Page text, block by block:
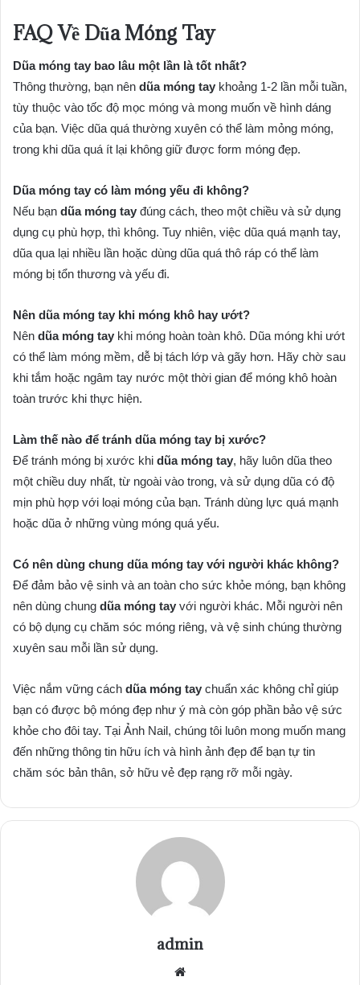
FAQ Về Dũa Móng Tay
Dũa móng tay bao lâu một lần là tốt nhất?
Thông thường, bạn nên dũa móng tay khoảng 1-2 lần mỗi tuần,
tùy thuộc vào tốc độ mọc móng và mong muốn về hình dáng
của bạn. Việc dũa quá thường xuyên có thể làm mỏng móng,
trong khi dũa quá ít lại không giữ được form móng đẹp.
Dũa móng tay có làm móng yếu đi không?
Nếu bạn dũa móng tay đúng cách, theo một chiều và sử dụng
dụng cụ phù hợp, thì không. Tuy nhiên, việc dũa quá mạnh tay,
dũa qua lại nhiều lần hoặc dùng dũa quá thô ráp có thể làm
móng bị tổn thương và yếu đi.
Nên dũa móng tay khi móng khô hay ướt?
Nên dũa móng tay khi móng hoàn toàn khô. Dũa móng khi ướt
có thể làm móng mềm, dễ bị tách lớp và gãy hơn. Hãy chờ sau
khi tắm hoặc ngâm tay nước một thời gian để móng khô hoàn
toàn trước khi thực hiện.
Làm thế nào để tránh dũa móng tay bị xước?
Để tránh móng bị xước khi dũa móng tay, hãy luôn dũa theo
một chiều duy nhất, từ ngoài vào trong, và sử dụng dũa có độ
mịn phù hợp với loại móng của bạn. Tránh dùng lực quá mạnh
hoặc dũa ở những vùng móng quá yếu.
Có nên dùng chung dũa móng tay với người khác không?
Để đảm bảo vệ sinh và an toàn cho sức khỏe móng, bạn không
nên dùng chung dũa móng tay với người khác. Mỗi người nên
có bộ dụng cụ chăm sóc móng riêng, và vệ sinh chúng thường
xuyên sau mỗi lần sử dụng.
Việc nắm vững cách dũa móng tay chuẩn xác không chỉ giúp
bạn có được bộ móng đẹp như ý mà còn góp phần bảo vệ sức
khỏe cho đôi tay. Tại Ảnh Nail, chúng tôi luôn mong muốn mang
đến những thông tin hữu ích và hình ảnh đẹp để bạn tự tin
chăm sóc bản thân, sở hữu vẻ đẹp rạng rỡ mỗi ngày.
admin
Website